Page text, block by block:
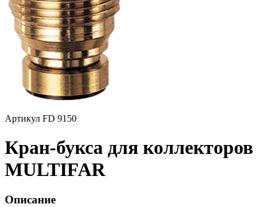
Артикул FD 9150
Кран-букса для коллекторов
MULTIFAR
Описание